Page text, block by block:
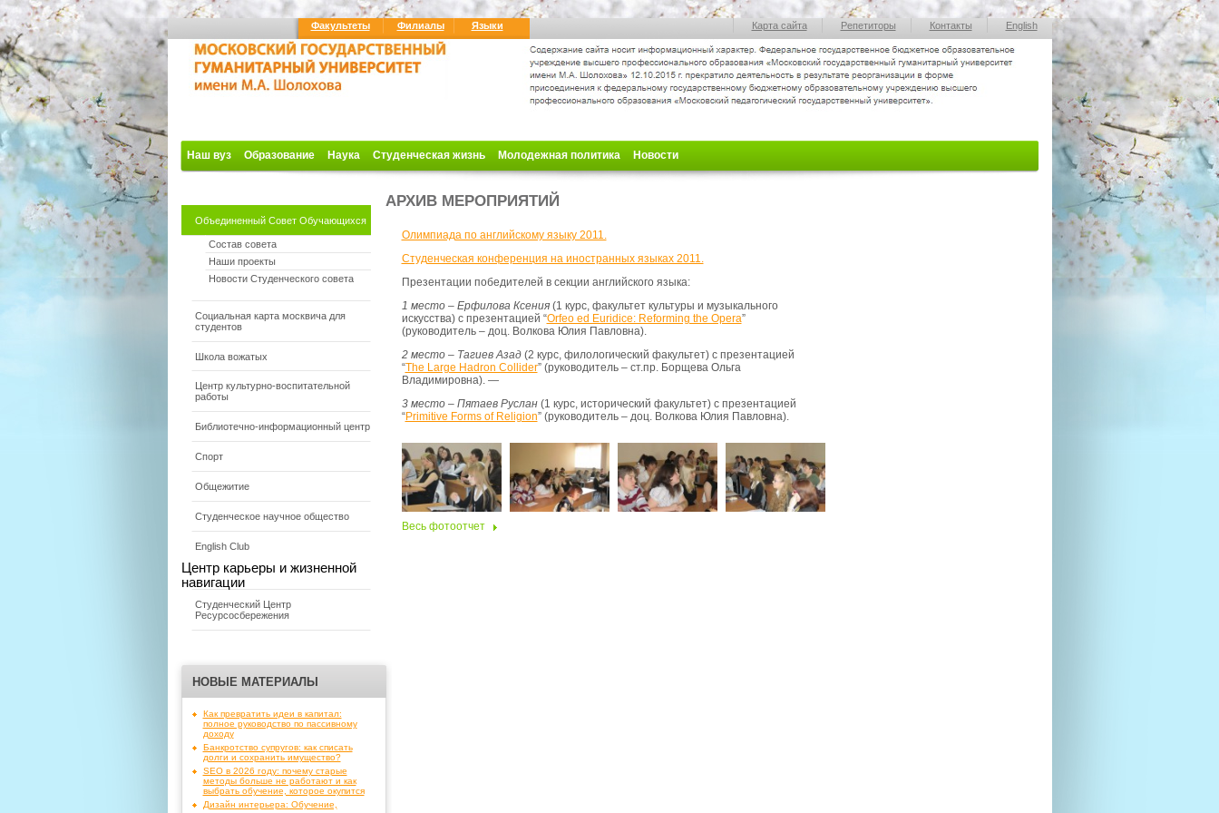
Факультеты Филиалы Языки Карта сайта Репетиторы Контакты English
Наш вуз Образование Наука Студенческая жизнь Молодежная политика Новости
Объединенный Совет Обучающихся
Состав совета
Наши проекты
Новости Студенческого совета
Социальная карта москвича для
студентов
Школа вожатых
Центр культурно-воспитательной
работы
Библиотечно-информационный центр
Спорт
Общежитие
Студенческое научное общество
English Club
Центр карьеры и жизненной
навигации
Студенческий Центр
Ресурсосбережения
НОВЫЕ МАТЕРИАЛЫ
Как превратить идеи в капитал:
полное руководство по пассивному
доходу
Банкротство супругов: как списать
долги и сохранить имущество?
SEO в 2026 году: почему старые
методы больше не работают и как
выбрать обучение, которое окупится
Дизайн интерьера: Обучение,
АРХИВ МЕРОПРИЯТИЙ
Олимпиада по английскому языку 2011.
Студенческая конференция на иностранных языках 2011.
Презентации победителей в секции английского языка:
1 место – Ерфилова Ксения(1 курс, факультет культуры и музыкального
искусства) с презентацией “Orfeo ed Euridice: Reforming the Opera”
(руководитель – доц. Волкова Юлия Павловна).
2 место – Тагиев Азад(2 курс, филологический факультет) с презентацией
“The Large Hadron Collider” (руководитель – ст.пр. Борщева Ольга
Владимировна). —
3 место – Пятаев Руслан(1 курс, исторический факультет) с презентацией
“Primitive Forms of Religion” (руководитель – доц. Волкова Юлия Павловна).
Весь фотоотчет